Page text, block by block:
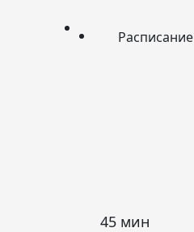
Расписание
45 мин